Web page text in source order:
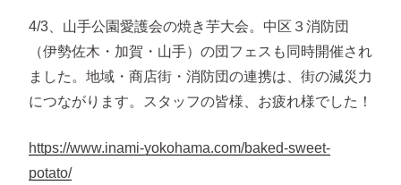
4/3、山手公園愛護会の焼き芋大会。中区３消防団
（伊勢佐木・加賀・山手）の団フェスも同時開催され
ました。地域・商店街・消防団の連携は、街の減災力
につながります。スタッフの皆様、お疲れ様でした！
https://www.inami-yokohama.com/baked-sweet-
potato/